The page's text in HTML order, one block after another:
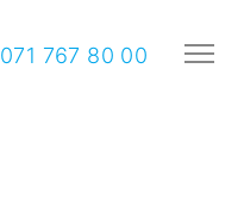
071 767 80 00